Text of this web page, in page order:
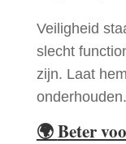
Veiligheid
slecht
zijn. Laat
onderhouden.
🌍Beter